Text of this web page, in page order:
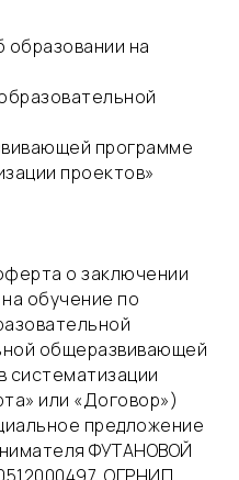
образовании на
программе
проектов»
о заключении
обучение по
общеразвивающей
систематизации
или «Договор»)
предложение
ФУТАНОВОЙ